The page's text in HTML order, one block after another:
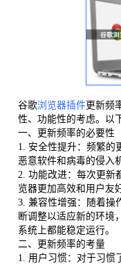
谷歌浏览器插件更新频
性、功能性的考虑。以
一、更新频率的必要性
1. 安全性提升：频繁的
恶意软件和病毒的侵入
2. 功能改进：每次更新
览器更加高效和用户友
3. 兼容性增强：随着操
断调整以适应新的环境
系统上都能稳定运行。
二、更新频率的考量
1. 用户习惯：对于习惯